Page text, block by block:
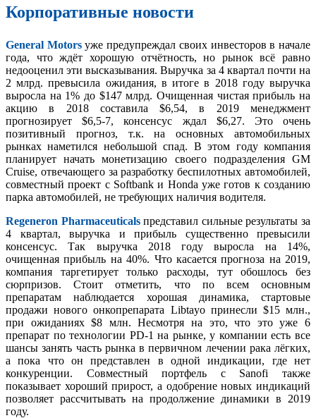
Корпоративные новости
General Motorsуже предупреждал своих инвесторов в начале
года, что ждёт хорошую отчётность, но рынок всё равно
недооценил эти высказывания. Выручка за 4 квартал почти на
2 млрд. превысила ожидания, в итоге в 2018 году выручка
выросла на 1% до $147 млрд. Очищенная чистая прибыль на
акцию в 2018 составила $6,54, в 2019 менеджмент
прогнозирует $6,5-7, консенсус ждал $6,27. Это очень
позитивный прогноз, т.к. на основных автомобильных
рынках наметился небольшой спад. В этом году компания
планирует начать монетизацию своего подразделения GM
Cruise, отвечающего за разработку беспилотных автомобилей,
совместный проект с Softbank и Honda уже готов к созданию
парка автомобилей, не требующих наличия водителя.
Regeneron Pharmaceuticalsпредставил сильные результаты за
4 квартал, выручка и прибыль существенно превысили
консенсус. Так выручка 2018 году выросла на 14%,
очищенная прибыль на 40%. Что касается прогноза на 2019,
компания таргетирует только расходы, тут обошлось без
сюрпризов. Стоит отметить, что по всем основным
препаратам наблюдается хорошая динамика, стартовые
продажи нового онкопрепарата Libtayo принесли $15 млн.,
при ожиданиях $8 млн. Несмотря на это, что это уже 6
препарат по технологии PD-1 на рынке, у компании есть все
шансы занять часть рынка в первичном лечении рака лёгких,
а пока что он представлен в одной индикации, где нет
конкуренции. Совместный портфель с Sanofi также
показывает хороший прирост, а одобрение новых индикаций
позволяет рассчитывать на продолжение динамики в 2019
году.